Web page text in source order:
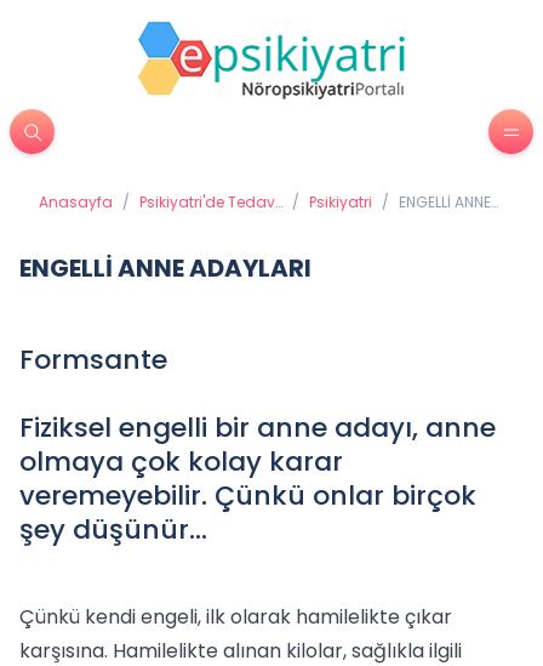
Anasayfa / Psikiyatri'de Tedavi
/ Psikiyatri / ENGELLİ ANNE
ENGELLİ ANNE ADAYLARI
Formsante
Fiziksel engelli bir anne adayı, anne
olmaya çok kolay karar
veremeyebilir. Çünkü onlar birçok
şey düşünür...
Çünkü kendi engeli, ilk olarak hamilelikte çıkar
karşısına. Hamilelikte alınan kilolar, sağlıkla ilgili